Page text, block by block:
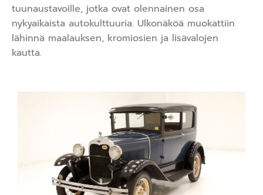
tuunaustavoille, jotka ovat olennainen osa
nykyaikaista autokulttuuria. Ulkonäköä muokattiin
lähinnä maalauksen, kromiosien ja lisävalojen
kautta.